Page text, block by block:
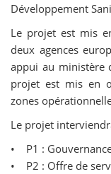
Développement
Le projet est mis
deux agences
appui au ministère
projet est mis en
zones
Le projet
• P1 :
• P2 : Offre de